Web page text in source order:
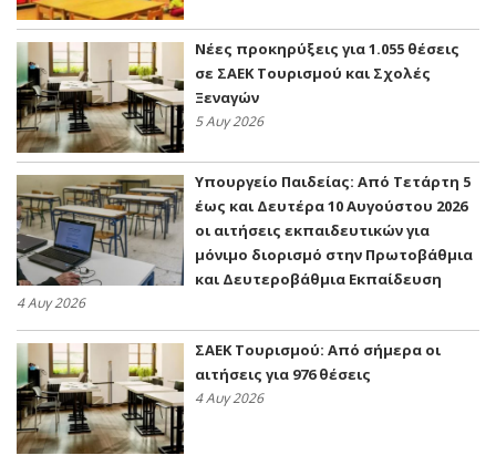
Νέες προκηρύξεις για 1.055 θέσεις
σε ΣΑΕΚ Τουρισμού και Σχολές
Ξεναγών
5 Αυγ 2026
Υπουργείο Παιδείας: Από Τετάρτη 5
έως και Δευτέρα 10 Αυγούστου 2026
οι αιτήσεις εκπαιδευτικών για
μόνιμο διορισμό στην Πρωτοβάθμια
και Δευτεροβάθμια Εκπαίδευση
4 Αυγ 2026
ΣΑΕΚ Τουρισμού: Από σήμερα οι
αιτήσεις για 976 θέσεις
4 Αυγ 2026